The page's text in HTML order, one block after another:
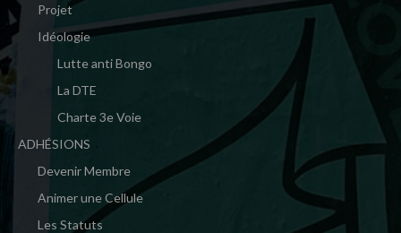
Projet
Idéologie
Lutte anti Bongo
La DTE
Charte 3e Voie
ADHÉSIONS
Devenir Membre
Animer une Cellule
Les Statuts